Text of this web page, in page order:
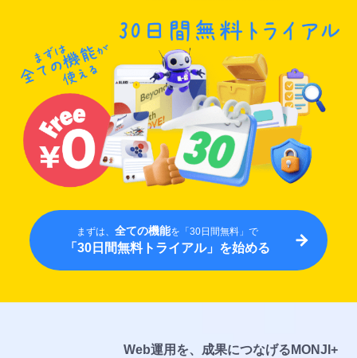
まずは、 全ての機能を「30日間無料」で
「30日間無料トライアル」を始める
Web運用を、成果につなげるMONJI+